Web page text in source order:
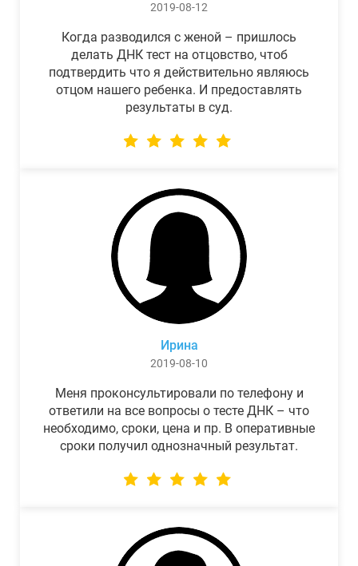
2019-08-12
Когда разводился с женой – пришлось
делать ДНК тест на отцовство, чтоб
подтвердить что я действительно являюсь
отцом нашего ребенка. И предоставлять
результаты в суд.
Ирина
2019-08-10
Меня проконсультировали по телефону и
ответили на все вопросы о тесте ДНК – что
необходимо, сроки, цена и пр. В оперативные
сроки получил однозначный результат.